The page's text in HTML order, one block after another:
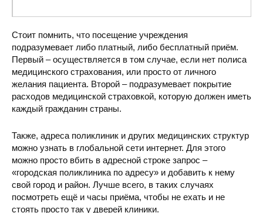
Городская поликлиника
Стоит помнить, что посещение учреждения
подразумевает либо платный, либо бесплатный приём.
Первый – осуществляется в том случае, если нет полиса
медицинского страхования, или просто от личного
желания пациента. Второй – подразумевает покрытие
расходов медицинской страховкой, которую должен иметь
каждый гражданин страны.
Также, адреса поликлиник и других медицинских структур
можно узнать в глобальной сети интернет. Для этого
можно просто вбить в адресной строке запрос –
«городская поликлиника по адресу» и добавить к нему
свой город и район. Лучше всего, в таких случаях
посмотреть ещё и часы приёма, чтобы не ехать и не
стоять просто так у дверей клиники.